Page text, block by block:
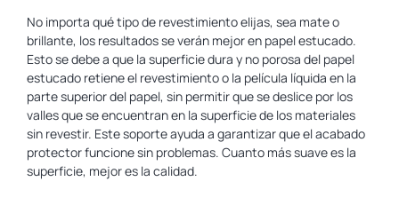
No importa qué tipo de revestimiento elijas, sea mate o
brillante, los resultados se verán mejor en papel estucado.
Esto se debe a que la superficie dura y no porosa del papel
estucado retiene el revestimiento o la película líquida en la
parte superior del papel, sin permitir que se deslice por los
valles que se encuentran en la superficie de los materiales
sin revestir. Este soporte ayuda a garantizar que el acabado
protector funcione sin problemas. Cuanto más suave es la
superficie, mejor es la calidad.